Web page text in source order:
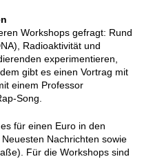
Workshops gefragt: Rund
Radioaktivität und
experimentieren,
gibt es einen Vortrag mit
einem Professor
Song.
für einen Euro in den
Nachrichten sowie
Für die Workshops sind